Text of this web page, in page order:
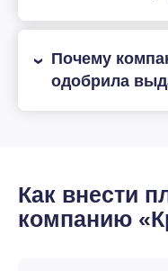
Почему
одобрила
Как внести
компанию